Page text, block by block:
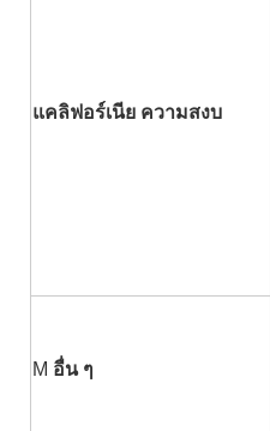
แคลิฟอร์เนีย ความสงบ
M อื่น ๆ